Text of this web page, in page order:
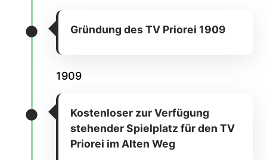
Gründung des TV Priorei 1909
1909
Kostenloser zur Verfügung
stehender Spielplatz für den TV
Priorei im Alten Weg